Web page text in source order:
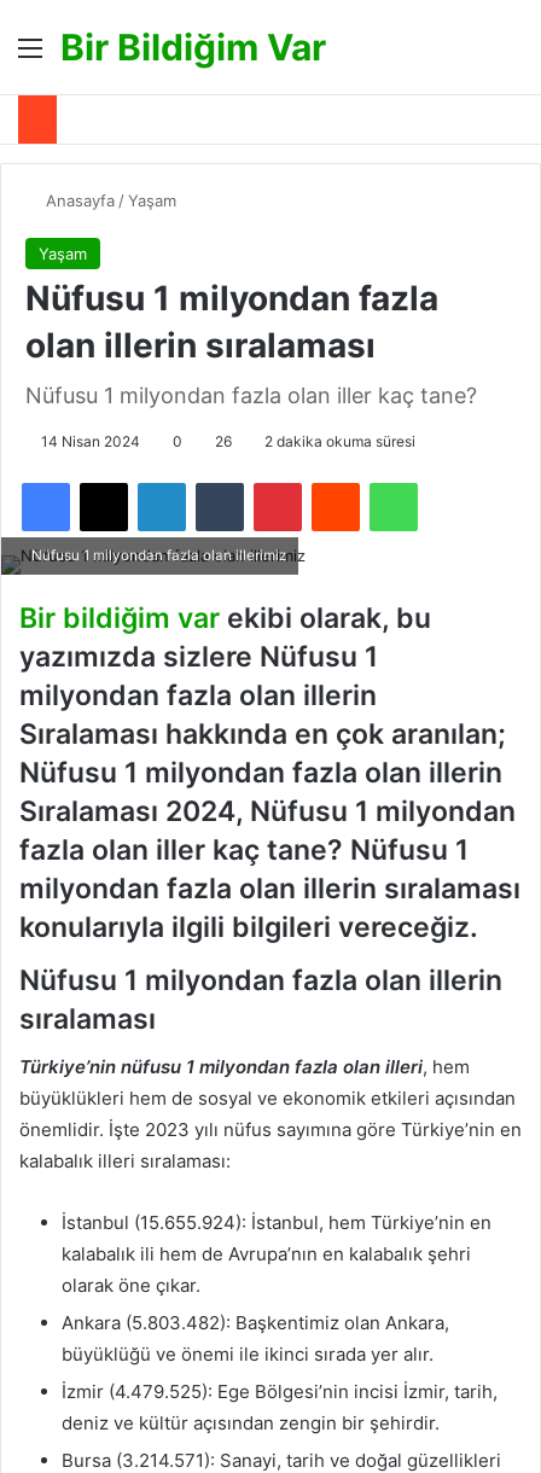
Menü
Bir Bildiğim Var
Anasayfa /Yaşam
Yaşam
Nüfusu 1 milyondan fazla
olan illerin sıralaması
Nüfusu 1 milyondan fazla olan iller kaç tane?
14 Nisan 2024 0 26 2 dakika okuma süresi
Nüfusu 1 milyondan fazla olan illerimiz
Bir bildiğim var ekibi olarak, bu
yazımızda sizlere Nüfusu 1
milyondan fazla olan illerin
Sıralaması hakkında en çok aranılan;
Nüfusu 1 milyondan fazla olan illerin
Sıralaması 2024, Nüfusu 1 milyondan
fazla olan iller kaç tane? Nüfusu 1
milyondan fazla olan illerin sıralaması
konularıyla ilgili bilgileri vereceğiz.
Nüfusu 1 milyondan fazla olan illerin
sıralaması
Türkiye’nin nüfusu 1 milyondan fazla olan illeri, hem
büyüklükleri hem de sosyal ve ekonomik etkileri açısından
önemlidir. İşte 2023 yılı nüfus sayımına göre Türkiye’nin en
kalabalık illeri sıralaması:
İstanbul (15.655.924): İstanbul, hem Türkiye’nin en
kalabalık ili hem de Avrupa’nın en kalabalık şehri
olarak öne çıkar.
Ankara (5.803.482): Başkentimiz olan Ankara,
büyüklüğü ve önemi ile ikinci sırada yer alır.
İzmir (4.479.525): Ege Bölgesi’nin incisi İzmir, tarih,
deniz ve kültür açısından zengin bir şehirdir.
Bursa (3.214.571): Sanayi, tarih ve doğal güzellikleri